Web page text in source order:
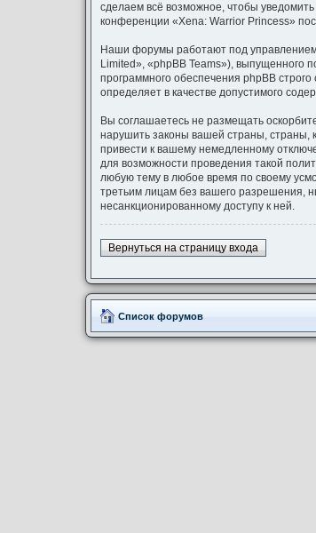
сделаем всё возможное, чтобы
конференции «Xena: Warrior Princess»
Наши форумы работают под
Limited», «phpBB Teams»), выпущенного
программного обеспечения phpBB
определяет в качестве допустимого
Вы соглашаетесь не размещать
нарушить законы вашей страны, страны,
привести к вашему немедленному
для возможности проведения такой
любую тему в любое время по своему
третьим лицам без вашего разрешения,
несанкционированному доступу к ней.
Вернуться на страницу входа
Список форумов